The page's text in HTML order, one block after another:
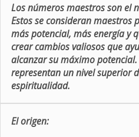
Los números maestros son el
Estos se consideran maestros
más potencial, más energía y
crear cambios valiosos que
alcanzar su máximo
representan un nivel superior
espiritualidad.
El origen: